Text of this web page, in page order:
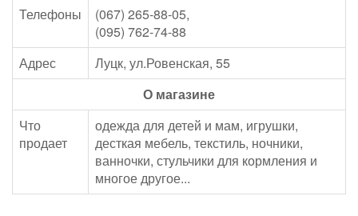
Телефоны
(067) 265-88-05,
(095) 762-74-88
Адрес
Луцк, ул.Ровенская, 55
О магазине
Что
продает
одежда для детей и мам, игрушки,
десткая мебель, текстиль, ночники,
ванночки, стульчики для кормления и
многое другое...